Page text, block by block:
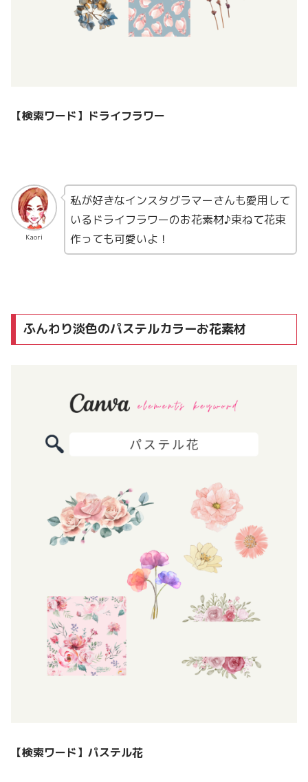
【検索ワード】 ドライフラワー
Kaori
私が好きなインスタグラマーさんも愛用して
いるドライフラワーのお花素材♪束ねて花束
作っても可愛いよ！
ふんわり淡色のパステルカラーお花素材
【検索ワード】 パステル花